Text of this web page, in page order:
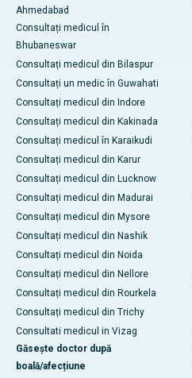
Ahmedabad
Consultați medicul în
Bhubaneswar
Consultați medicul din Bilaspur
Consultați un medic în Guwahati
Consultați medicul din Indore
Consultați medicul din Kakinada
Consultați medicul în Karaikudi
Consultați medicul din Karur
Consultați medicul din Lucknow
Consultați medicul din Madurai
Consultați medicul din Mysore
Consultați medicul din Nashik
Consultați medicul din Noida
Consultați medicul din Nellore
Consultați medicul din Rourkela
Consultați medicul din Trichy
Consultati medicul in Vizag
Găsește doctor după
boală/afecțiune